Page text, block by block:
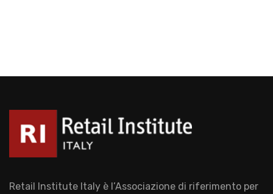
Retail Institute Italy è l’Associazione di riferimento per